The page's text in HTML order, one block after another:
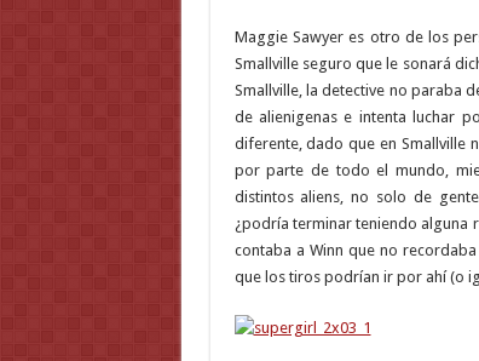
Maggie Sawyer es otro de los
Smallville seguro que le sonará
Smallville, la detective no paraba
de alienigenas e intenta luchar
diferente, dado que en Smallville
por parte de todo el mundo,
distintos aliens, no solo de
¿podría terminar teniendo alguna
contaba a Winn que no
que los tiros podrían ir por ahí (o